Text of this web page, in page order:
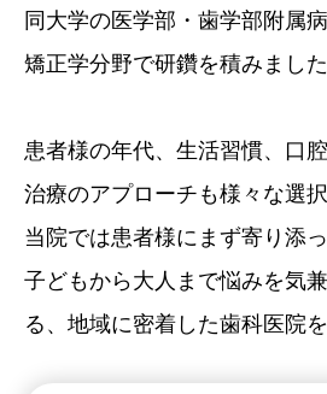
同大学の医学部・歯学部附属
矯正学分野で研鑽を積みました
患者様の年代、生活習慣、口
治療のアプローチも様々な選択
当院では患者様にまず寄り添
子どもから大人まで悩みを気
る、地域に密着した歯科医院